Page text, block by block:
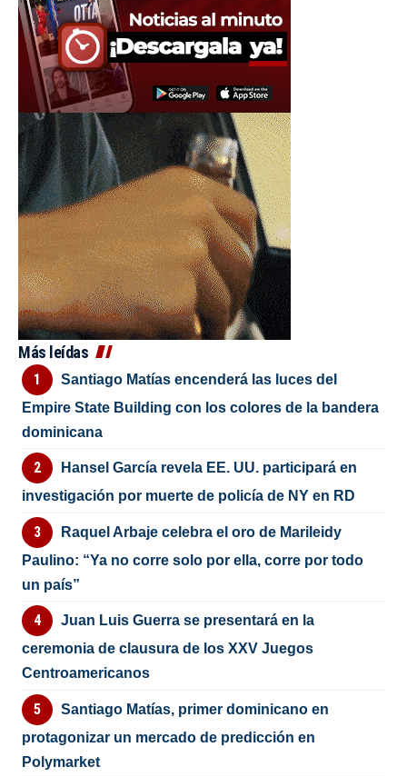
Más leídas
Santiago Matías encenderá las luces del
Empire State Building con los colores de la bandera
dominicana
Hansel García revela EE. UU. participará en
investigación por muerte de policía de NY en RD
Raquel Arbaje celebra el oro de Marileidy
Paulino: “Ya no corre solo por ella, corre por todo
un país”
Juan Luis Guerra se presentará en la
ceremonia de clausura de los XXV Juegos
Centroamericanos
Santiago Matías, primer dominicano en
protagonizar un mercado de predicción en
Polymarket